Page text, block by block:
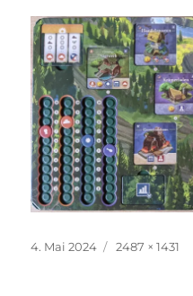
Veröffentlicht
4. Mai 2024 Originalgröße
2487 × 1431